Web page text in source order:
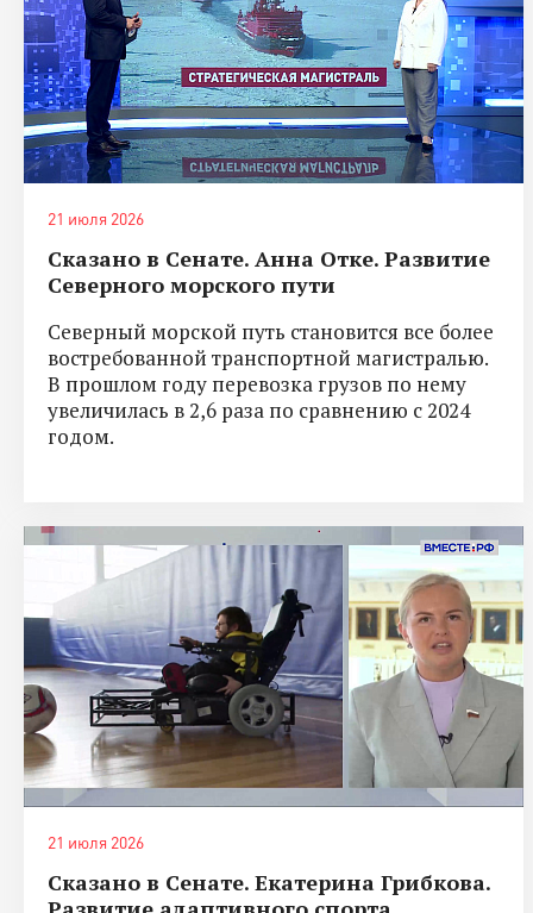
21 июля 2026
Сказано в Сенате. Анна Отке. Развитие
Северного морского пути
Северный морской путь становится все более
востребованной транспортной магистралью.
В прошлом году перевозка грузов по нему
увеличилась в 2,6 раза по сравнению с 2024
годом.
21 июля 2026
Сказано в Сенате. Екатерина Грибкова.